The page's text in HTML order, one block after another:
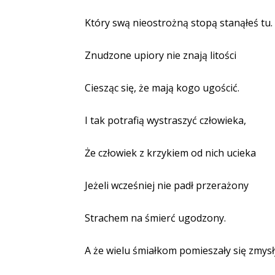
Który swą nieostrożną stopą stanąłeś tu.
Znudzone upiory nie znają litości
Ciesząc się, że mają kogo ugościć.
I tak potrafią wystraszyć człowieka,
Że człowiek z krzykiem od nich ucieka
Jeżeli wcześniej nie padł przerażony
Strachem na śmierć ugodzony.
A że wielu śmiałkom pomieszały się